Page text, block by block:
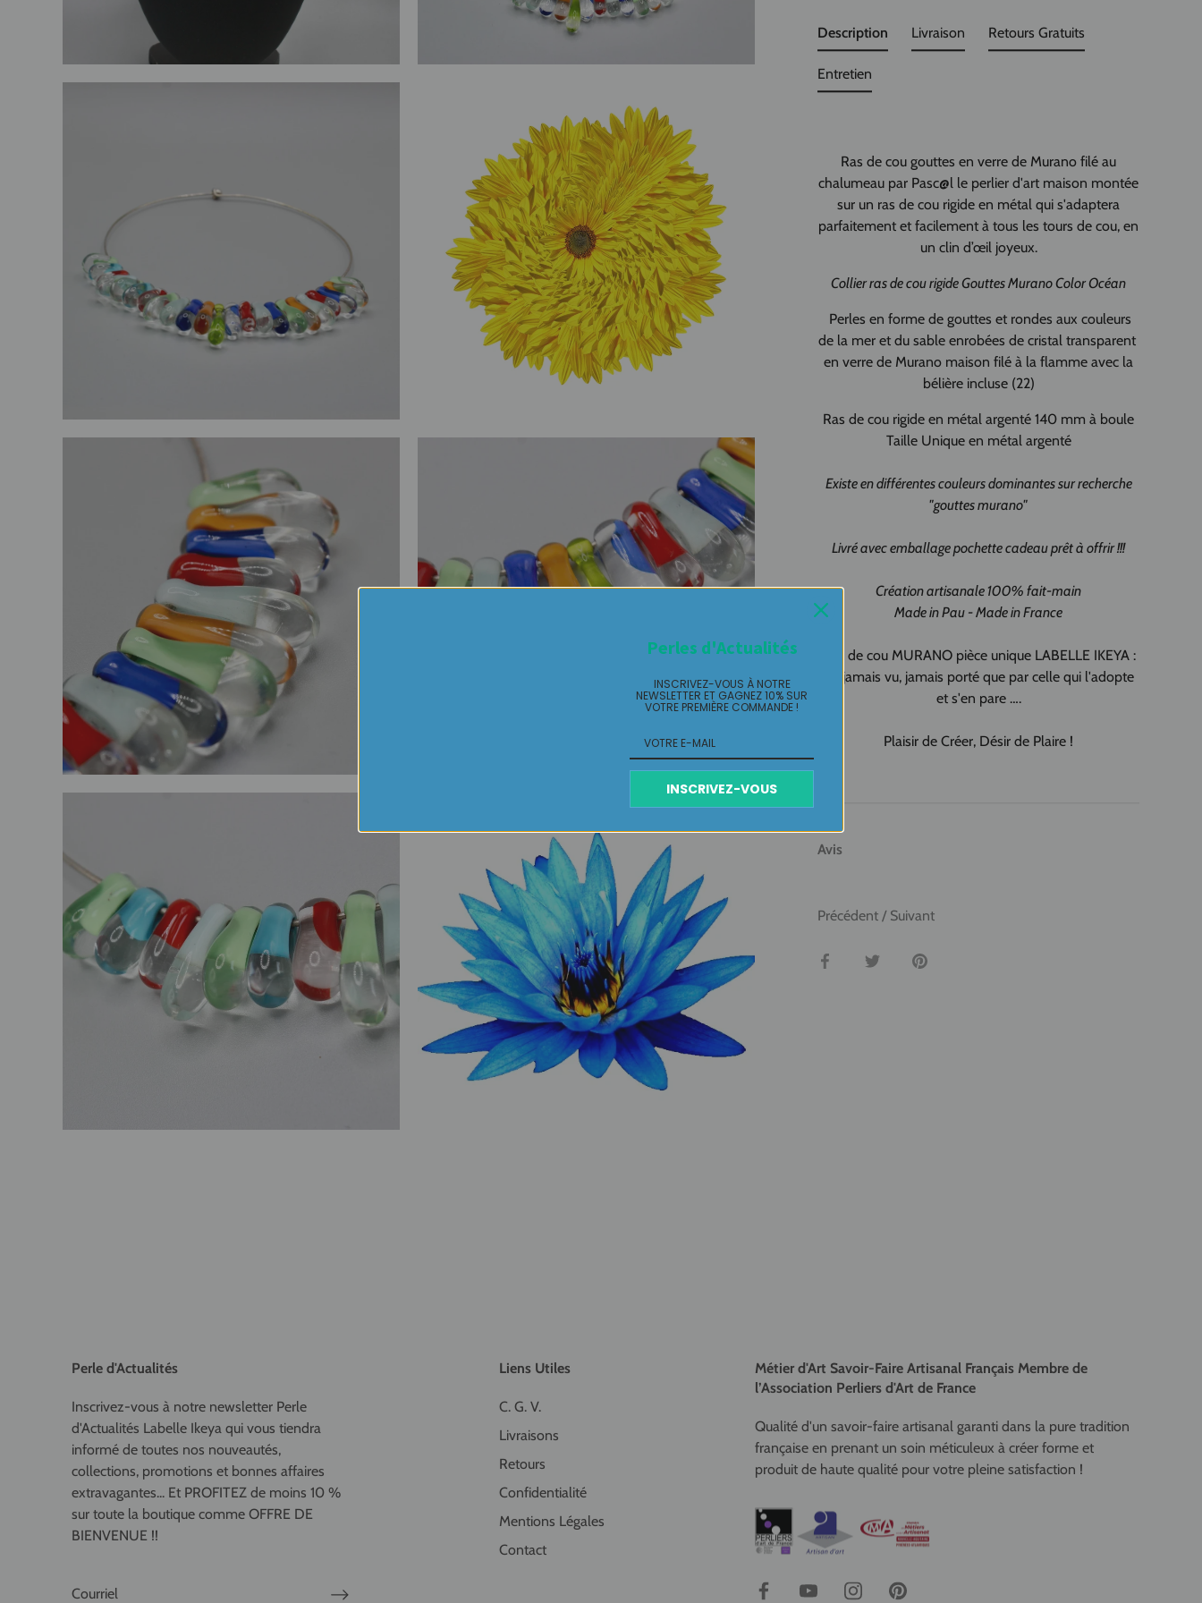
Description
Ras de cou gouttes en verre de Murano filé au
chalumeau par Pasc@l le perlier d'art maison montée
sur un ras de cou rigide en métal qui s'adaptera
parfaitement et facilement à tous les tours de cou, en
un clin d’œil joyeux.
Collier ras de cou rigideGouttes Murano Color Océan
Perles en forme de gouttes et rondes aux couleurs
de la mer et du sable enrobées de cristal transparent
en verre de Murano maison filé à la flamme avec la
bélière incluse (22)
Ras de cou rigide en métal argenté 140 mm à boule
Taille Unique en métal argenté
Existe en différentes couleurs dominantes sur recherche
"gouttes murano"
Livré avec emballage pochette cadeau prêt à offrir !!!
Création artisanale 100% fait-main
Made in Pau - Made in France
Ras de cou MURANO pièce unique LABELLE IKEYA :
du jamais vu, jamais porté que par celle qui l'adopte
et s'en pare ….
Plaisir de Créer, Désir de Plaire !
Livraison Retours Gratuits
Entretien
Avis
Précédent / Suivant
Partager TweeterÉpingler
Perle d'Actualités
Inscrivez-vous à notre newsletter Perle
d'Actualités Labelle Ikeya qui vous tiendra
informé de toutes nos nouveautés,
collections, promotions et bonnes affaires
extravagantes... Et PROFITEZ de moins 10 %
sur toute la boutique comme OFFRE DE
BIENVENUE !!
Liens Utiles
C. G. V.
Livraisons
Retours
Confidentialité
Mentions Légales
Contact
Métier d'Art Savoir-Faire Artisanal Français Membre de
l’Association Perliers d'Art de France
Qualité d'un savoir-faire artisanal garanti dans la pure tradition
française en prenant un soin méticuleux à créer forme et
produit de haute qualité pour votre pleine satisfaction !
Perles d'Actualités
INSCRIVEZ-VOUS À NOTRE
NEWSLETTER ET GAGNEZ 10% SUR
VOTRE PREMIÈRE COMMANDE !
INSCRIVEZ-VOUS